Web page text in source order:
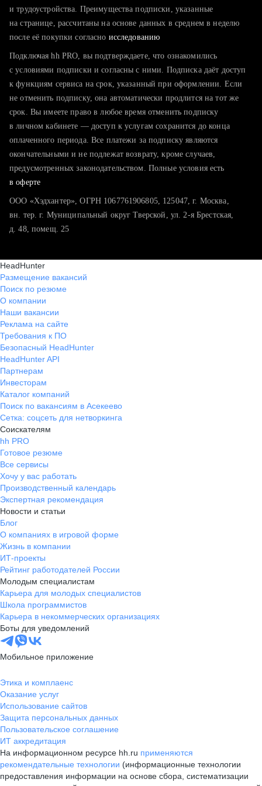
тратите много времени на поиск и вручную поднимаете
хотите сравнить себя с конкурентами и оценить шансы
и трудоустройства. Преимущества подписки, указанные
на странице, рассчитаны на основе данных в среднем в неделю
после её покупки согласно исследованию
Подключая hh PRO, вы подтверждаете, что ознакомились
с условиями подписки и согласны с ними. Подписка даёт доступ
к функциям сервиса на срок, указанный при оформлении. Если
не отменить подписку, она автоматически продлится на тот же
срок. Вы имеете право в любое время отменить подписку
в личном кабинете — доступ к услугам сохранится до конца
оплаченного периода. Все платежи за подписку являются
окончательными и не подлежат возврату, кроме случаев,
предусмотренных законодательством. Полные условия есть
в оферте
ООО «Хэдхантер», ОГРН 1067761906805, 125047, г. Москва,
вн. тер. г. Муниципальный округ Тверской, ул. 2-я Брестская,
д. 48, помещ. 25
HeadHunter
Размещение вакансий
Поиск по резюме
О компании
Наши вакансии
Реклама на сайте
Требования к ПО
Безопасный HeadHunter
HeadHunter API
Партнерам
Инвесторам
Каталог компаний
Поиск по вакансиям в Асекеево
Сетка: соцсеть для нетворкинга
Соискателям
hh PRO
Готовое резюме
Все сервисы
Хочу у вас работать
Производственный календарь
Экспертная рекомендация
Новости и статьи
Блог
О компаниях в игровой форме
Жизнь в компании
ИТ-проекты
Рейтинг работодателей России
Молодым специалистам
Карьера для молодых специалистов
Школа программистов
Карьера в некоммерческих организациях
Боты для уведомлений
Мобильное приложение
Этика и комплаенс
Оказание услуг
Использование сайтов
Защита персональных данных
Пользовательское соглашение
ИТ аккредитация
На информационном ресурсе hh.ru применяются
рекомендательные технологии (информационные технологии
предоставления информации на основе сбора, систематизации